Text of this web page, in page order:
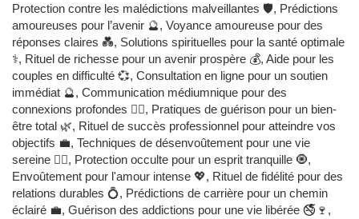
Protection contre les malédictions malveillantes 🛡️, Prédictions
amoureuses pour l’avenir 🔮, Voyance amoureuse pour des
réponses claires 💑, Solutions spirituelles pour la santé optimale
⚕️, Rituel de richesse pour un avenir prospère 💰, Aide pour les
couples en difficulté 💞, Consultation en ligne pour un soutien
immédiat 🔮, Communication médiumnique pour des
connexions profondes 🧙‍♂️, Pratiques de guérison pour un bien-
être total 🌿, Rituel de succès professionnel pour atteindre vos
objectifs 💼, Techniques de désenvoûtement pour une vie
sereine 🧙‍♂️, Protection occulte pour un esprit tranquille 🧿,
Envoûtement pour l'amour intense 💖, Rituel de fidélité pour des
relations durables 💍, Prédictions de carrière pour un chemin
éclairé 💼, Guérison des addictions pour une vie libérée 🚭🍷,